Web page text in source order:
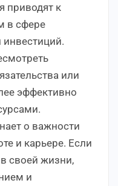
приводят к
в сфере
инвестиций.
или
эффективно
о важности
и карьере. Если
своей жизни,
и